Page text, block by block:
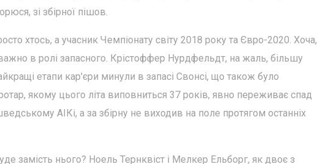
зі збірної пішов.
хтось, а учасник Чемпіонату світу 2018 року та Євро-2020. Хоча,
в ролі запасного. Крістоффер Нурдфельдт, на жаль, більшу
етапи кар'єри минули в запасі Свонсі, що також було
якому цього літа виповниться 37 років, явно переживає спад
АІКі, а за збірну не виходив на поле протягом останніх
замість нього? Ноель Тернквіст і Мелкер Ельборг, як двоє з